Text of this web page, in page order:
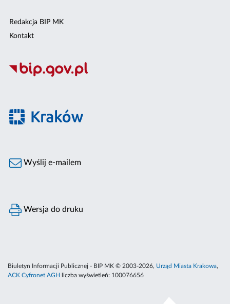
Redakcja BIP MK
Kontakt
Wyślij e-mailem
Wersja do druku
Biuletyn Informacji Publicznej - BIP MK © 2003-2026, Urząd Miasta Krakowa,
ACK Cyfronet AGH
liczba wyświetleń: 100076656